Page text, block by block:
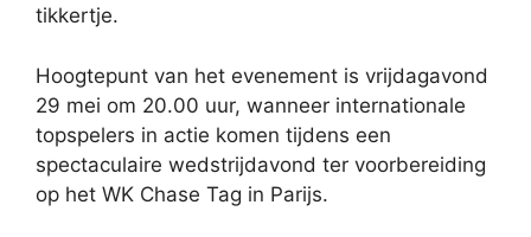
tikkertje.
Hoogtepunt van het evenement is vrijdagavond
29 mei om 20.00 uur, wanneer internationale
topspelers in actie komen tijdens een
spectaculaire wedstrijdavond ter voorbereiding
op het WK Chase Tag in Parijs.